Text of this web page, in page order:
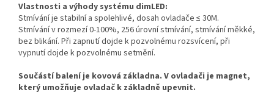
Vlastnosti a výhody systému dimLED:
Stmívání je stabilní a spolehlivé, dosah ovladače ≤ 30M.
Stmívání v rozmezí 0-100%, 256 úrovní stmívání, stmívání měkké,
bez blikání. Při zapnutí dojde k pozvolnému rozsvícení, při
vypnutí dojde k pozvolnému setmění.
Součástí balení je kovová základna. V ovladači je magnet,
který umožňuje ovladač k základně upevnit.